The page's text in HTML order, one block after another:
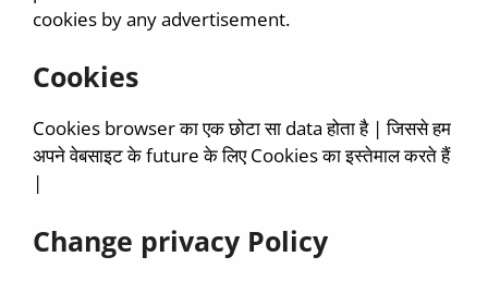
cookies by any advertisement.
Cookies
Cookies browser का एक छोटा सा data होता है | जिससे हम
अपने वेबसाइट के future के लिए Cookies का इस्तेमाल करते हैं
|
Change privacy Policy